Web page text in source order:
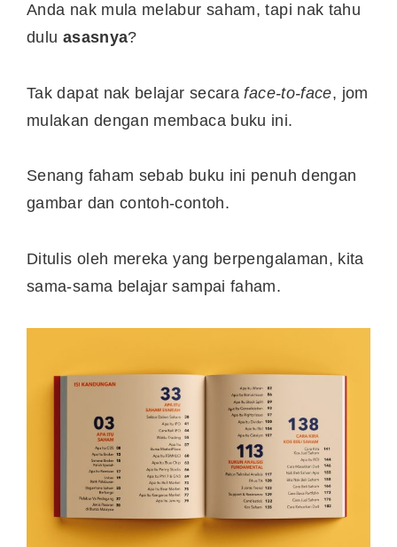
Anda nak mula melabur saham, tapi nak tahu
dulu asasnya?
Tak dapat nak belajar secaraface-to-face, jom
mulakan dengan membaca buku ini.
Senang faham sebab buku ini penuh dengan
gambar dan contoh-contoh.
Ditulis oleh mereka yang berpengalaman, kita
sama-sama belajar sampai faham.